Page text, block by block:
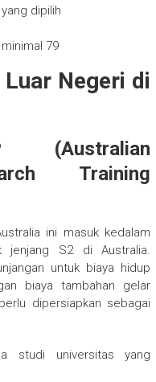
dipilih
minimal 79
Negeri di
(Australian
Training
ini masuk kedalam
S2 di Australia.
untuk biaya hidup
biaya tambahan gelar
dipersiapkan sebagai
studi universitas yang